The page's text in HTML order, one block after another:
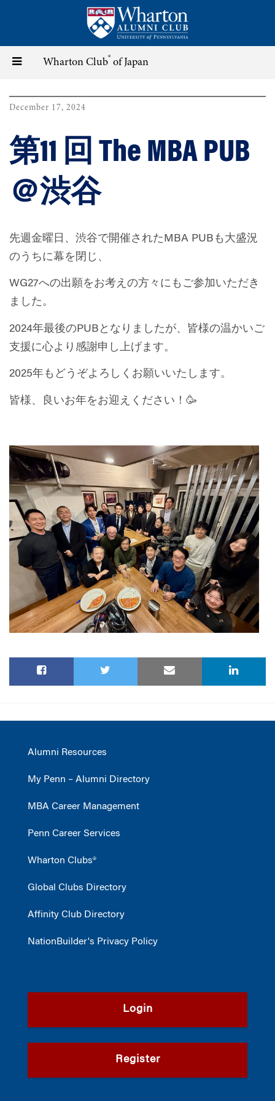
content
Toggle
navigation
Wharton Club® of Japan
December 17, 2024
第11 回 The MBA PUB
＠渋谷
先週金曜日、渋谷で開催されたMBA PUBも大盛況
のうちに幕を閉じ、
WG27への出願をお考えの方々にもご参加いただき
ました。
2024年最後のPUBとなりましたが、皆様の温かいご
支援に心より感謝申し上げます。
2025年もどうぞよろしくお願いいたします。
皆様、良いお年をお迎えください！🥳
Alumni Resources
My Penn – Alumni Directory
MBA Career Management
Penn Career Services
Wharton Clubs®
Global Clubs Directory
Affinity Club Directory
NationBuilder's Privacy Policy
Login
Register